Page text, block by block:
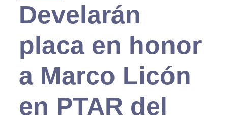
Develarán
placa en honor
a Marco Licón
en PTAR del